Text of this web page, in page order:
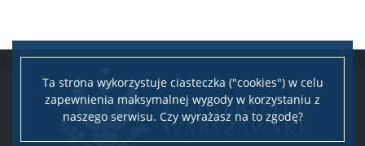
Ta strona wykorzystuje ciasteczka ("cookies") w celu
zapewnienia maksymalnej wygody w korzystaniu z
naszego serwisu. Czy wyrażasz na to zgodę?